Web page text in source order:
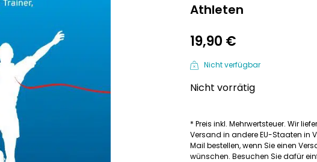
Athleten
19,90 €
Nicht verfügbar
Nicht vorrätig
* Preis inkl. Mehrwertsteuer. Wir
Versand in andere EU-Staaten in
Mail bestellen, wenn Sie einen
wünschen. Besuchen Sie dafür